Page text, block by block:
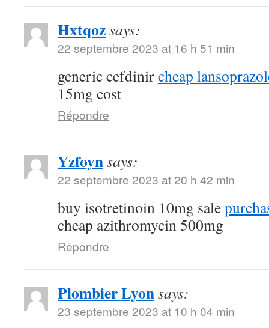
Hxtqozsays:
22 septembre 2023 at 16 h 51 min
generic cefdinircheap
15mg cost
Répondre
Yzfoynsays:
22 septembre 2023 at 20 h 42 min
buy isotretinoin 10mg sale
cheap azithromycin 500mg
Répondre
Plombier Lyonsays:
23 septembre 2023 at 10 h 04 min